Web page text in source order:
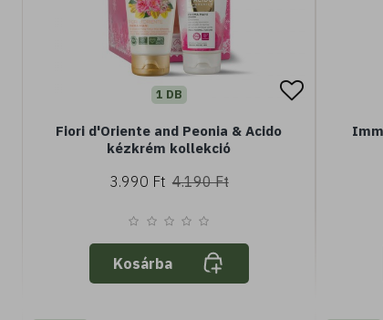
1 DB
Fiori d'Oriente and Peonia & Acido
kézkrém kollekció
3.990 Ft 4.190 Ft
Kosárba